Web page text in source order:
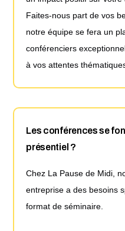
Faites-nous part de vos
notre équipe se fera un
conférenciers
à vos attentes
Les conférences se
présentiel ?
Chez La Pause de Midi,
entreprise a des besoins
format de séminaire.